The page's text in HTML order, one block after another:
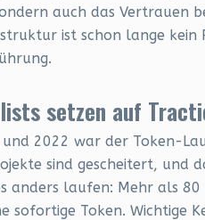
auch das Vertrauen
ist schon lange
setzen auf
2022 war der Token-
sind gescheitert, und
anders laufen: Mehr als
sofortige Token. Wichtige